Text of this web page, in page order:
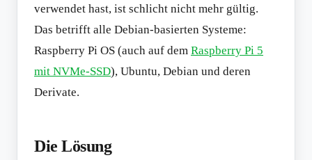
verwendet hast, ist schlicht nicht mehr gültig.
Das betrifft alle Debian-basierten Systeme:
Raspberry Pi OS (auch auf dem Raspberry Pi 5
mit NVMe-SSD), Ubuntu, Debian und deren
Derivate.
Die Lösung